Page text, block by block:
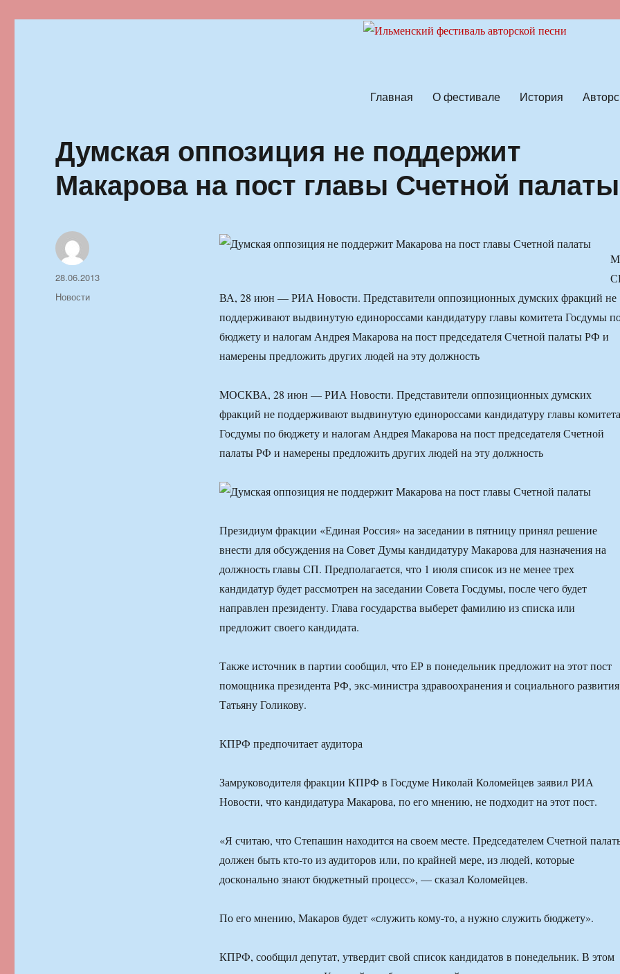
Главная О фестивале История
Думская оппозиция не поддержит
Макарова на пост главы Счетной палаты
ВА, 28 июн — РИА Новости. Представители оппозиционных думских фракций не
поддерживают выдвинутую единороссами кандидатуру главы комитета Госдумы
бюджету и налогам Андрея Макарова на пост председателя Счетной палаты РФ и
намерены предложить других людей на эту должность
МОСКВА, 28 июн — РИА Новости. Представители оппозиционных думских
фракций не поддерживают выдвинутую единороссами кандидатуру главы комитета
Госдумы по бюджету и налогам Андрея Макарова на пост председателя Счетной
палаты РФ и намерены предложить других людей на эту должность
Президиум фракции «Единая Россия» на заседании в пятницу принял решение
внести для обсуждения на Совет Думы кандидатуру Макарова для назначения на
должность главы СП. Предполагается, что 1 июля список из не менее трех
кандидатур будет рассмотрен на заседании Совета Госдумы, после чего будет
направлен президенту. Глава государства выберет фамилию из списка или
предложит своего кандидата.
Также источник в партии сообщил, что ЕР в понедельник предложит на этот пост
помощника президента РФ, экс-министра здравоохранения и социального развития
Татьяну Голикову.
КПРФ предпочитает аудитора
Замруководителя фракции КПРФ в Госдуме Николай Коломейцев заявил РИА
Новости, что кандидатура Макарова, по его мнению, не подходит на этот пост.
«Я считаю, что Степашин находится на своем месте. Председателем Счетной
должен быть кто-то из аудиторов или, по крайней мере, из людей, которые
досконально знают бюджетный процесс», — сказал Коломейцев.
По его мнению, Макаров будет «служить кому-то, а нужно служить бюджету».
КПРФ, сообщил депутат, утвердит свой список кандидатов в понедельник. В этом
Автор
Опубликовано
28.06.2013
Рубрики
Новости